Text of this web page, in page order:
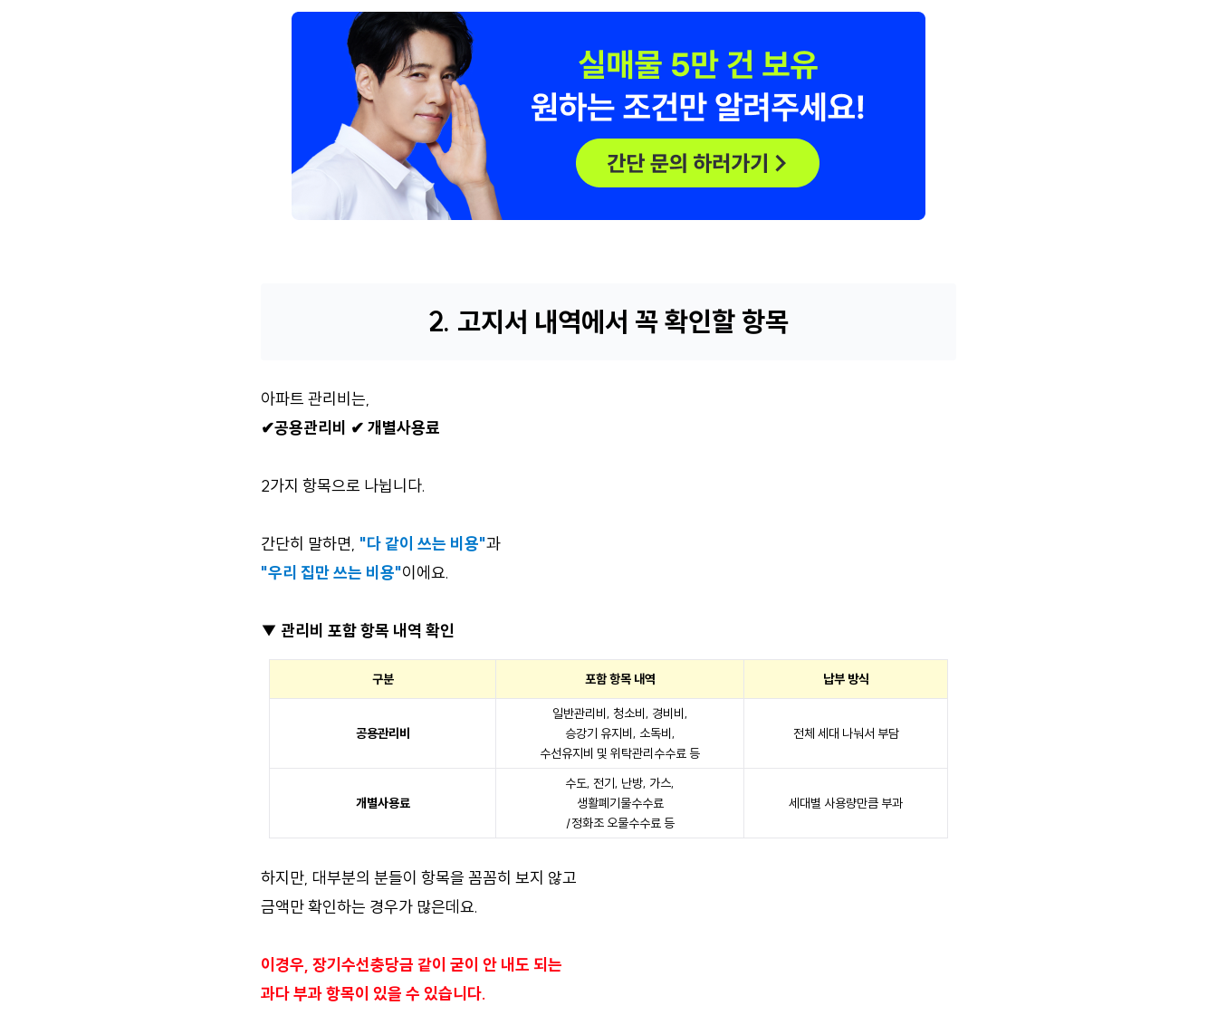
2. 고지서 내역에서 꼭 확인할 항목
아파트 관리비는,
✔공용관리비 ✔ 개별사용료
2가지 항목으로 나뉩니다.
간단히 말하면, "다 같이 쓰는 비용"과
"우리 집만 쓰는 비용"이에요.
▼ 관리비 포함 항목 내역 확인
구분 포함 항목 내역 납부 방식
공용관리비
일반관리비, 청소비, 경비비,
승강기 유지비, 소독비,
수선유지비 및 위탁관리수수료 등
전체 세대 나눠서 부담
개별사용료
수도, 전기, 난방, 가스,
생활폐기물수수료
/정화조 오물수수료 등
세대별 사용량만큼 부과
하지만, 대부분의 분들이 항목을 꼼꼼히 보지 않고
금액만 확인하는 경우가 많은데요.
이경우, 장기수선충당금 같이 굳이 안 내도 되는
과다 부과 항목이 있을 수 있습니다.